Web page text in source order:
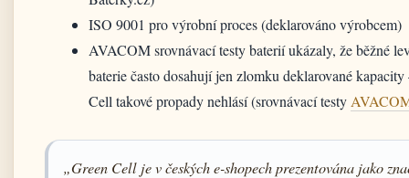
ISO 9001 pro výrobní proces (deklarováno výrobcem)
AVACOM srovnávací testy baterií ukázaly, že běžné
baterie často dosahují jen zlomku deklarované kapacity
Cell takové propady nehlásí (srovnávací testy
„Green Cell je v českých e-shopech prezentována jako